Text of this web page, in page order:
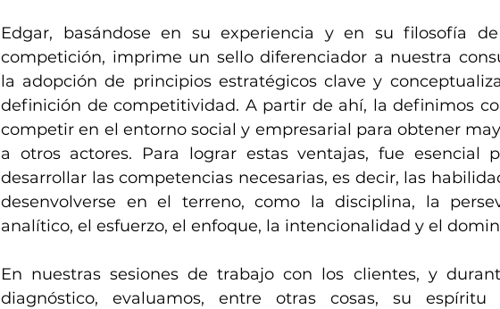
Edgar, basándose en su experiencia y en su filosofía
competición, imprime un sello diferenciador a nuestra
la adopción de principios estratégicos clave y
definición de competitividad. A partir de ahí, la definimos
competir en el entorno social y empresarial para obtener
a otros actores. Para lograr estas ventajas, fue esencial
desarrollar las competencias necesarias, es decir, las
desenvolverse en el terreno, como la disciplina, la
analítico, el esfuerzo, el enfoque, la intencionalidad y el
En nuestras sesiones de trabajo con los clientes, y
diagnóstico, evaluamos, entre otras cosas, su